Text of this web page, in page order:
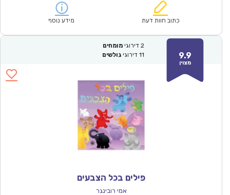
₪57.00.
הוא:
כתוב חוות דעת מידע נוסף
9.9
מצוין
2 דירוגי מומחים
11 דירוגי גולשים
פילים בכל הצבעים
אמי רובינגר